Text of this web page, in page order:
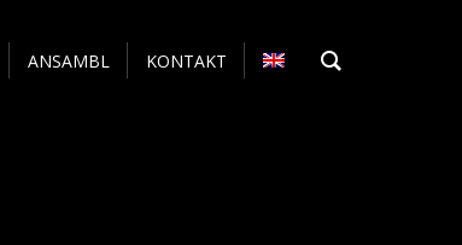
ANSAMBL KONTAKT